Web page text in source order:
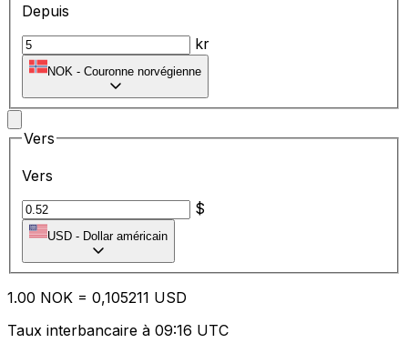
Depuis
kr
NOK - Couronne norvégienne
Vers
Vers
$
USD - Dollar américain
1.00 NOK = 0,105211 USD
Taux interbancaire à 09:16 UTC